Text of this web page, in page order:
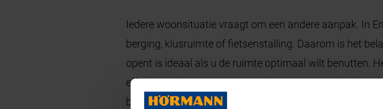
Iedere woonsituatie vraagt om een andere aanpak. In
berging, klusruimte of fietsenstalling. Daarom is het
opent is ideaal als u de ruimte optimaal wilt benutten.
efficiënte oplossing. Voor wie de garage meerdere
bijzonder praktisch. Bij elk type deur kunt u kiezen